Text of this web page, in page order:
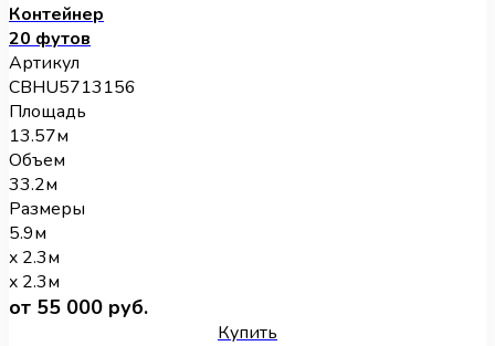
Контейнер
20 футов
Артикул
CBHU5713156
Площадь
13.57м
Объем
33.2м
Размеры
5.9м
x 2.3м
x 2.3м
от 55 000 руб.
Купить